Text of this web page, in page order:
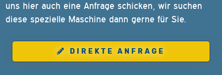
uns hier auch eine Anfrage schicken, wir suchen
diese spezielle Maschine dann gerne für Sie.
DIREKTE ANFRAGE